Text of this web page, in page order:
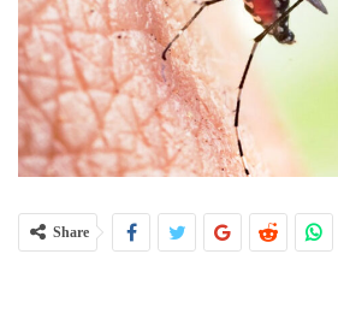
Share